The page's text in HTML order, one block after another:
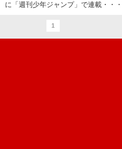
に「週刊少年ジャンプ」で連載・・・
1